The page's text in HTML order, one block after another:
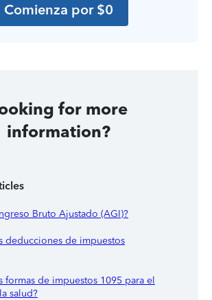
Comienza por $0
for more
information?
Bruto Ajustado (AGI)?
deducciones de impuestos
formas de impuestos 1095 para el
salud?